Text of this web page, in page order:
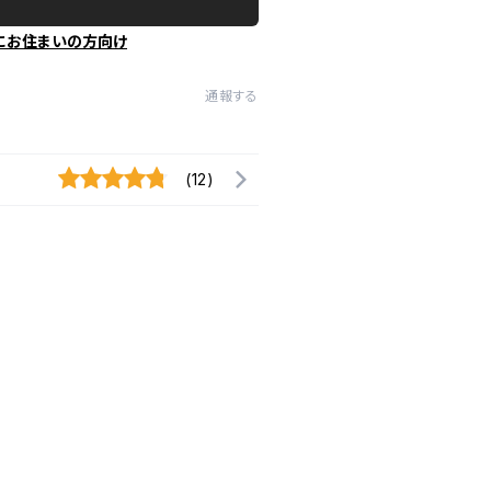
お住まいの方向け
通報する
(12)